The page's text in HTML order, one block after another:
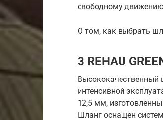
свободному движению
О том, как выбрать
3 REHAU
Высококачественный
интенсивной
12,5 мм,
Шланг оснащен